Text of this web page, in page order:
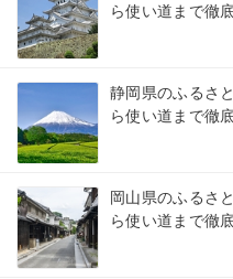
ら使い道まで徹
静岡県のふるさ
ら使い道まで徹
岡山県のふるさ
ら使い道まで徹